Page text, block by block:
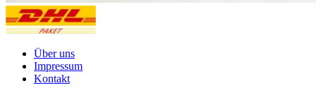
Über uns
Impressum
Kontakt